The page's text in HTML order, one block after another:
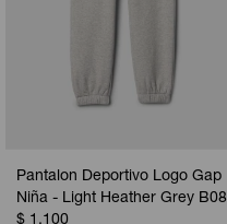
Pantalon Deportivo Logo Gap
Niña - Light Heather Grey B08
$ 1.100